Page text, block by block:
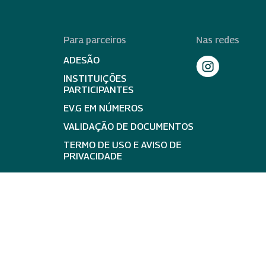
Para parceiros
ADESÃO
INSTITUIÇÕES
PARTICIPANTES
EV.G EM NÚMEROS
VALIDAÇÃO DE DOCUMENTOS
TERMO DE USO E AVISO DE
PRIVACIDADE
Nas redes